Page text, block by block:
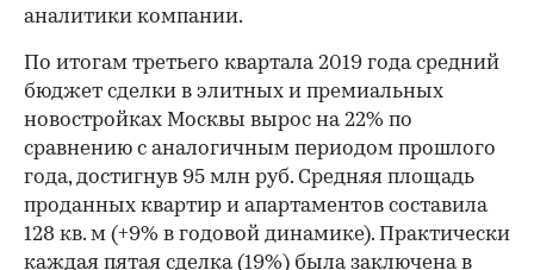
аналитики компании.
По итогам третьего квартала 2019 года средний
бюджет сделки в элитных и премиальных
новостройках Москвы вырос на 22% по
сравнению с аналогичным периодом прошлого
года, достигнув 95 млн руб. Средняя площадь
проданных квартир и апартаментов составила
128 кв. м (+9% в годовой динамике). Практически
каждая пятая сделка (19%) была заключена в